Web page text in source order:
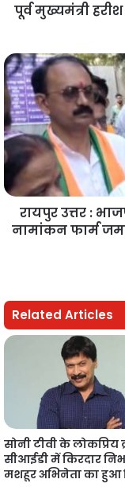
पूर्व मुख्यमंत्री
रायपुर उत्तर :
नामांकन फार्म
Related Articles
सोनी टीवी के लोकप्रिय
सीआईडी में किरदार
मशहूर अभिनेता का हुआ